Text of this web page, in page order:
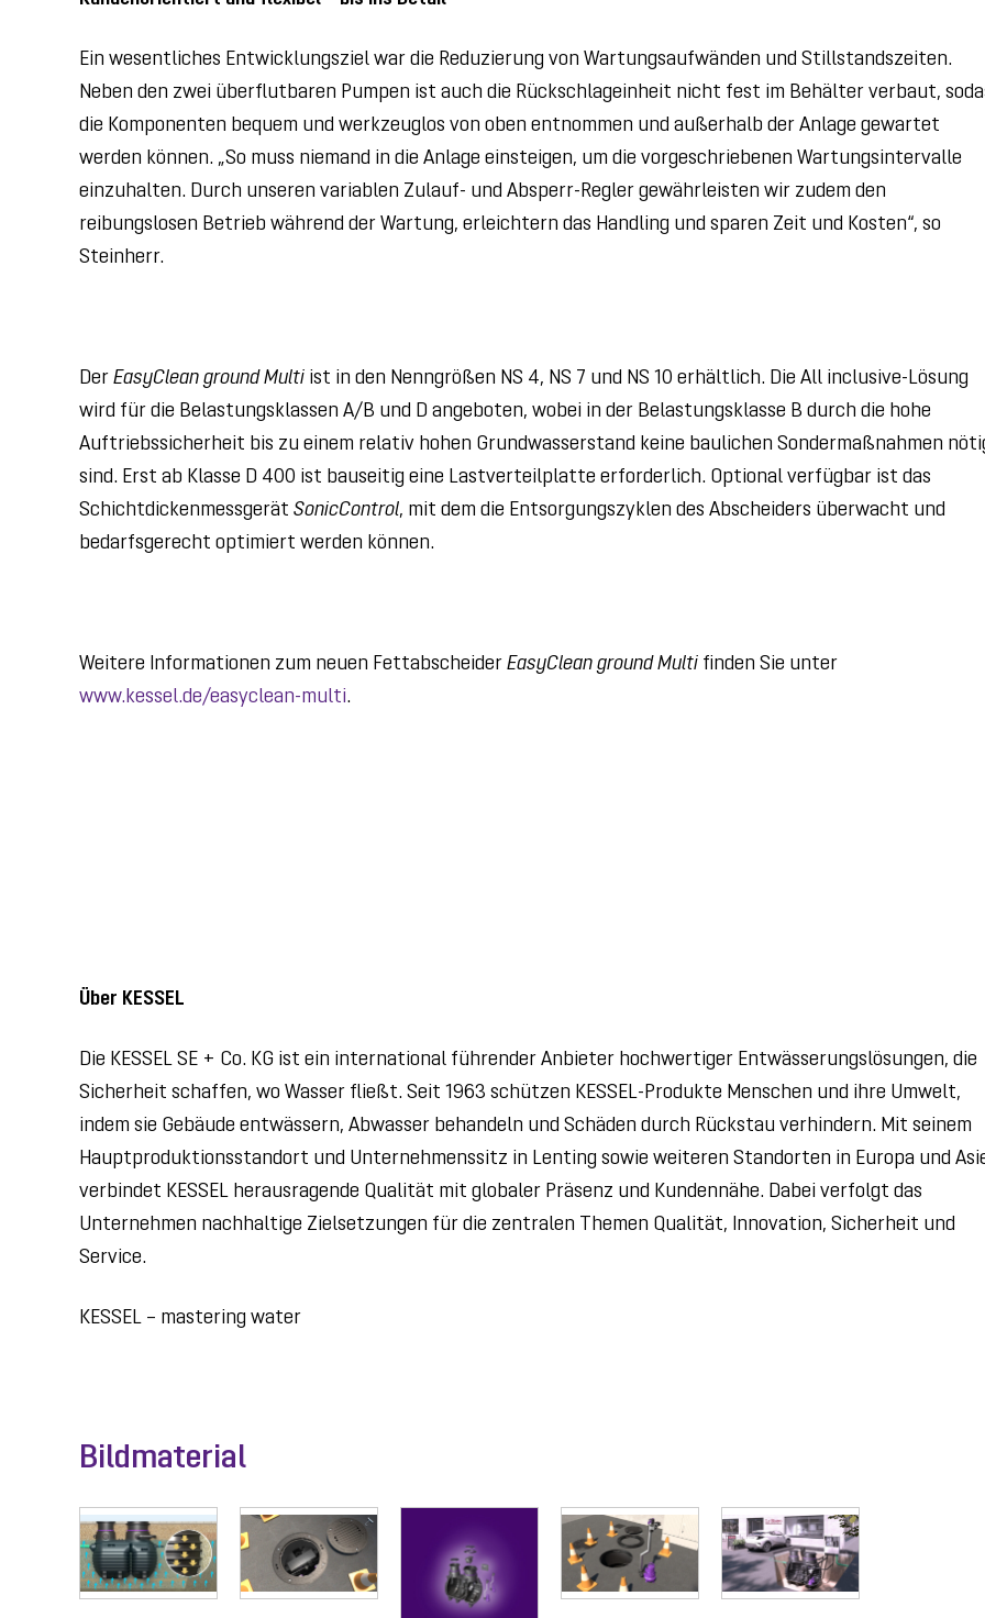
Ein wesentliches Entwicklungsziel war die Reduzierung von Wartungsaufwänden und Stillstandszeiten.
Neben den zwei überflutbaren Pumpen ist auch die Rückschlageinheit nicht fest im Behälter verbaut,
die Komponenten bequem und werkzeuglos von oben entnommen und außerhalb der Anlage gewartet
werden können. „So muss niemand in die Anlage einsteigen, um die vorgeschriebenen Wartungsintervalle
einzuhalten. Durch unseren variablen Zulauf- und Absperr-Regler gewährleisten wir zudem den
reibungslosen Betrieb während der Wartung, erleichtern das Handling und sparen Zeit und Kosten“, so
Steinherr.
Der EasyClean ground Multi ist in den Nenngrößen NS 4, NS 7 und NS 10 erhältlich. Die All inclusive-Lösung
wird für die Belastungsklassen A/B und D angeboten, wobei in der Belastungsklasse B durch die hohe
Auftriebssicherheit bis zu einem relativ hohen Grundwasserstand keine baulichen Sondermaßnahmen
sind. Erst ab Klasse D 400 ist bauseitig eine Lastverteilplatte erforderlich. Optional verfügbar ist das
Schichtdickenmessgerät SonicControl, mit dem die Entsorgungszyklen des Abscheiders überwacht und
bedarfsgerecht optimiert werden können.
Weitere Informationen zum neuen Fettabscheider EasyClean ground Multi finden Sie unter
www.kessel.de/easyclean-multi.
Über KESSEL
Die KESSEL SE + Co. KG ist ein international führender Anbieter hochwertiger Entwässerungslösungen, die
Sicherheit schaffen, wo Wasser fließt. Seit 1963 schützen KESSEL-Produkte Menschen und ihre Umwelt,
indem sie Gebäude entwässern, Abwasser behandeln und Schäden durch Rückstau verhindern. Mit seinem
Hauptproduktionsstandort und Unternehmenssitz in Lenting sowie weiteren Standorten in Europa und
verbindet KESSEL herausragende Qualität mit globaler Präsenz und Kundennähe. Dabei verfolgt das
Unternehmen nachhaltige Zielsetzungen für die zentralen Themen Qualität, Innovation, Sicherheit und
Service.
KESSEL – mastering water
Bildmaterial